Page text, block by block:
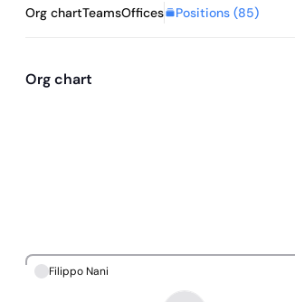
Org chartTeamsOffices Positions (85)
Org chart
Filippo Nani